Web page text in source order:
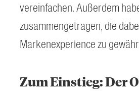
vereinfachen. Außerdem
zusammengetragen, die
Markenexperience zu
Zum Einstieg: Der